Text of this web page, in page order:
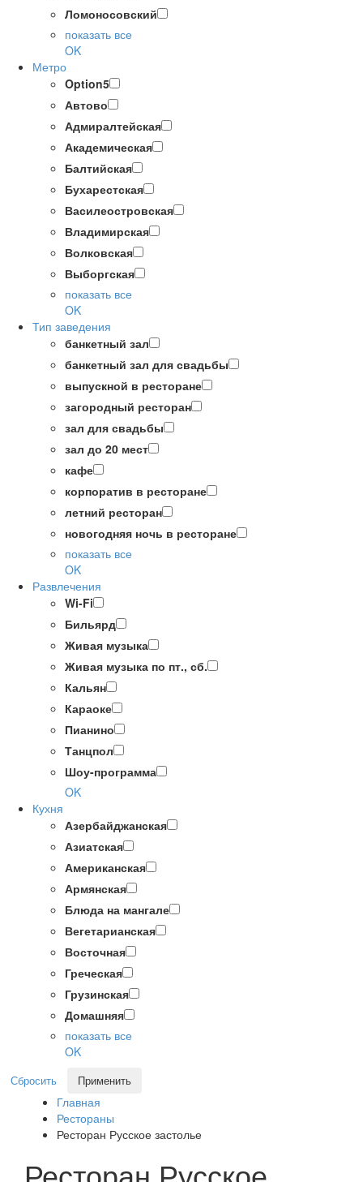
Ломоносовский
показать все
OK
Метро
Option5
Автово
Адмиралтейская
Академическая
Балтийская
Бухарестская
Василеостровская
Владимирская
Волковская
Выборгская
показать все
OK
Тип заведения
банкетный зал
банкетный зал для свадьбы
выпускной в ресторане
загородный ресторан
зал для свадьбы
зал до 20 мест
кафе
корпоратив в ресторане
летний ресторан
новогодняя ночь в ресторане
показать все
OK
Развлечения
Wi-Fi
Бильярд
Живая музыка
Живая музыка по пт., сб.
Кальян
Караоке
Пианино
Танцпол
Шоу-программа
OK
Кухня
Азербайджанская
Азиатская
Американская
Армянская
Блюда на мангале
Вегетарианская
Восточная
Греческая
Грузинская
Домашняя
показать все
OK
Сбросить Применить
Главная
Рестораны
Ресторан Русское застолье